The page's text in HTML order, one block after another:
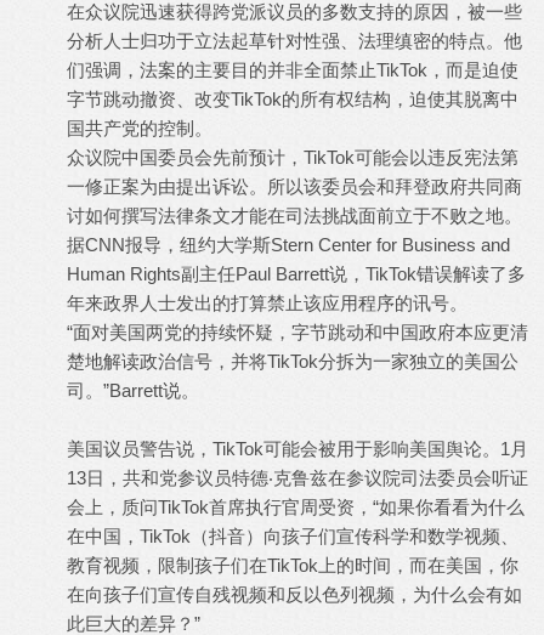
在众议院迅速获得跨党派议员的多数支持的原因，被一些
分析人士归功于立法起草针对性强、法理缜密的特点。他
们强调，法案的主要目的并非全面禁止TikTok，而是迫使
字节跳动撤资、改变TikTok的所有权结构，迫使其脱离中
国共产党的控制。
众议院中国委员会先前预计，TikTok可能会以违反宪法第
一修正案为由提出诉讼。所以该委员会和拜登政府共同商
讨如何撰写法律条文才能在司法挑战面前立于不败之地。
据CNN报导，纽约大学斯Stern Center for Business and
Human Rights副主任Paul Barrett说，TikTok错误解读了多
年来政界人士发出的打算禁止该应用程序的讯号。
“面对美国两党的持续怀疑，字节跳动和中国政府本应更清
楚地解读政治信号，并将TikTok分拆为一家独立的美国公
司。”Barrett说。
美国议员警告说，TikTok可能会被用于影响美国舆论。1月
13日，共和党参议员特德‧克鲁兹在参议院司法委员会听证
会上，质问TikTok首席执行官周受资，“如果你看看为什么
在中国，TikTok（抖音）向孩子们宣传科学和数学视频、
教育视频，限制孩子们在TikTok上的时间，而在美国，你
在向孩子们宣传自残视频和反以色列视频，为什么会有如
此巨大的差异？”